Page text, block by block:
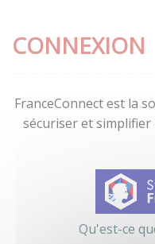
CONNEXION
FranceConnect est la
sécuriser et simplifier
Qu'est-ce